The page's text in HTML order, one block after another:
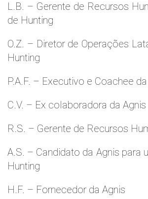
L.B. – Gerente de Recursos
de Hunting
O.Z. – Diretor de Operações
Hunting
P.A.F. – Executivo e Coachee
C.V. – Ex colaboradora da Agnis
R.S. – Gerente de Recursos
A.S. – Candidato da Agnis para
Hunting
H.F. – Fornecedor da Agnis